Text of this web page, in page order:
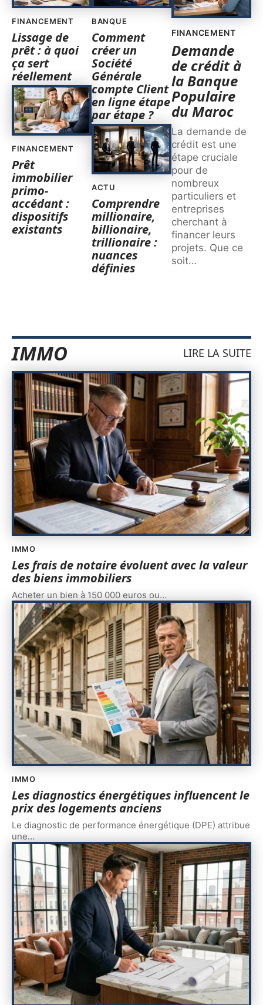
FINANCEMENT
Lissage de
prêt : à quoi
ça sert
réellement
FINANCEMENT
Prêt
immobilier
primo-
accédant :
dispositifs
existants
BANQUE
Comment
créer un
Société
Générale
compte Client
en ligne étape
par étape ?
ACTU
Comprendre
millionaire,
billionaire,
trillionaire :
nuances
définies
FINANCEMENT
Demande
de crédit à
la Banque
Populaire
du Maroc
La demande de
crédit est une
étape cruciale
pour de
nombreux
particuliers et
entreprises
cherchant à
financer leurs
projets. Que ce
soit…
IMMO LIRE LA SUITE
IMMO
Les frais de notaire évoluent avec la valeur
des biens immobiliers
Acheter un bien à 150 000 euros ou…
IMMO
Les diagnostics énergétiques influencent le
prix des logements anciens
Le diagnostic de performance énergétique (DPE) attribue
une…